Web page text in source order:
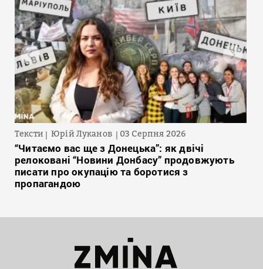
Тексти Юрій Луканов 03 Серпня 2026
“Читаємо вас ще з Донецька”: як двічі
релоковані “Новини Донбасу” продовжують
писати про окупацію та боротися з
пропагандою